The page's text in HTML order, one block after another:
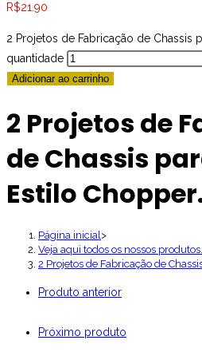
R$21.90
2 Projetos de Fabricação de Chassis
quantidade
Adicionar ao carrinho
2 Projetos de
de Chassis
Estilo
Página inicial>
Veja aqui todos os nossos produtos.
2 Projetos de Fabricação de
Produto anterior
Próximo produto